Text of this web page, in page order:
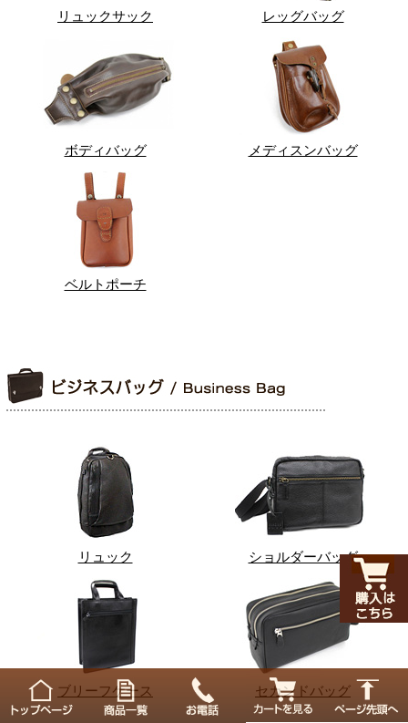
リュックサック レッグバッグ
ボディバッグ メディスンバッグ
ベルトポーチ
リュック ショルダーバッグ
ブリーフケース セカンドバッグ